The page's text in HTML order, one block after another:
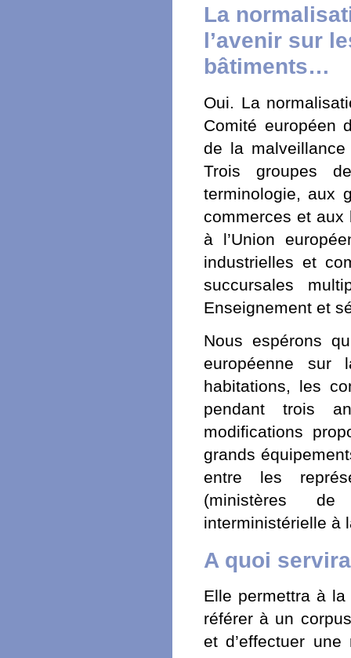
La
l’avenir sur
bâtiments…
Oui. La
Comité européen
de la
Trois groupes
terminologie, aux
commerces et aux
à l’Union
industrielles et
succursales
Enseignement et
Nous espérons
européenne sur
habitations, les
pendant trois
modifications
grands
entre les
(ministères de
interministérielle à
A quoi
Elle permettra à la
référer à un
et d’effectuer